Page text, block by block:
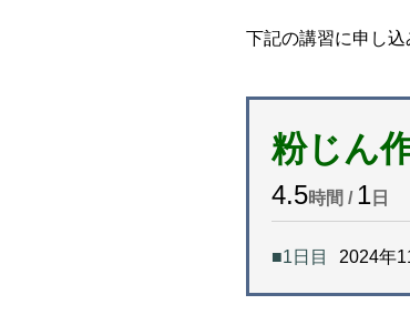
下記の講習に申し
粉じん
4.5時間 / 1 日
■1日目 2024年